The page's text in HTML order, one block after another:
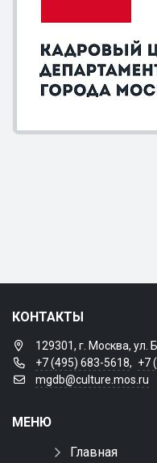
КОНТАКТЫ
129301, г. Москва, ул.
+7 (495) 683-5618, +7
mgdb@culture.mos.ru
МЕНЮ
Главная